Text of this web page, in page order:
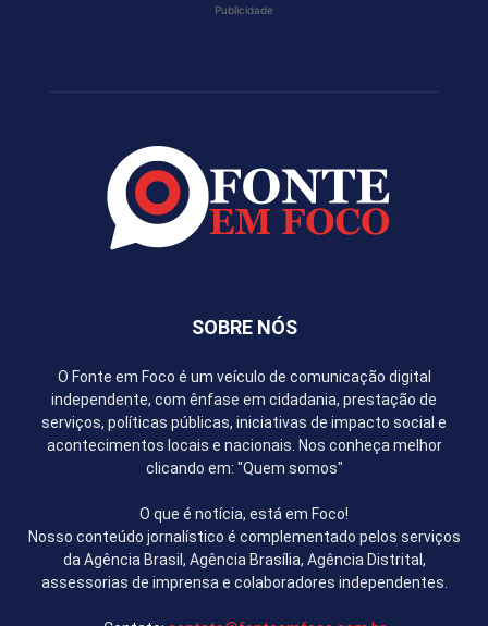
Publicidade
SOBRE NÓS
O Fonte em Foco é um veículo de comunicação digital
independente, com ênfase em cidadania, prestação de
serviços, políticas públicas, iniciativas de impacto social e
acontecimentos locais e nacionais. Nos conheça melhor
clicando em: "Quem somos"
O que é notícia, está em Foco!
Nosso conteúdo jornalístico é complementado pelos serviços
da Agência Brasil, Agência Brasília, Agência Distrital,
assessorias de imprensa e colaboradores independentes.